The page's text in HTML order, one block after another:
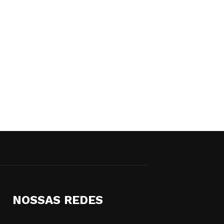
NOSSAS REDES